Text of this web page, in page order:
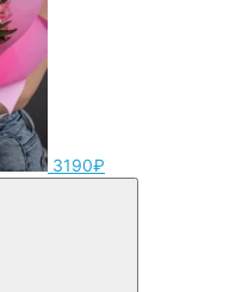
3190₽